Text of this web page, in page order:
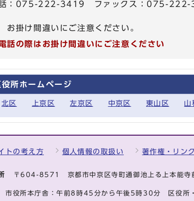
：075-222-3419 ファックス：075-222-
掛け間違いにご注意ください。
話の際はお掛け間違いにご注意ください
役所ホームページ
北区 上京区 左京区 中京区 東山区 山
トの考え方 個人情報の取扱い 著作権・リン
〒604-8571 京都市中京区寺町通御池上る上本能
市役所本庁舎：午前8時45分から午後5時30分 区役所